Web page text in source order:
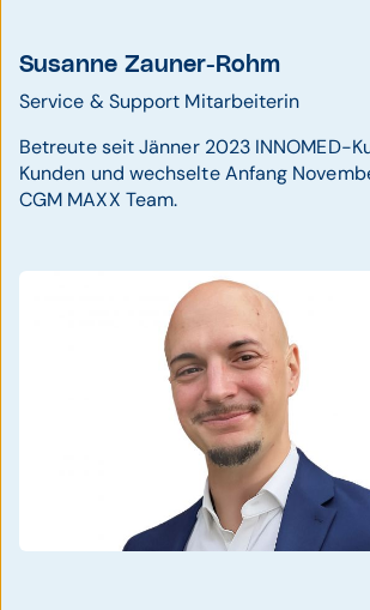
Susanne Zauner-Rohm
Service & Support Mitarbeiterin
Betreute seit Jänner 2023 INNOMED-
Kunden und wechselte Anfang
CGM MAXX Team.